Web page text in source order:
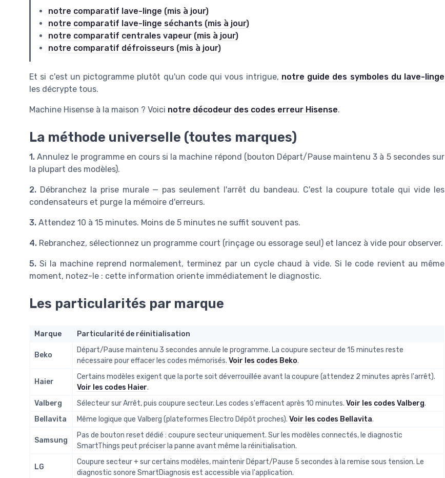
notre comparatif lave-linge (mis à jour)
notre comparatif lave-linge séchants (mis à jour)
notre comparatif centrales vapeur (mis à jour)
notre comparatif défroisseurs (mis à jour)
Et si c'est un pictogramme plutôt qu'un code qui vous intrigue, notre guide des symboles du lave-linge
les décrypte tous.
Machine Hisense à la maison ? Voici notre décodeur des codes erreur Hisense.
La méthode universelle (toutes marques)
1. Annulez le programme en cours si la machine répond (bouton Départ/Pause maintenu 3 à 5 secondes sur
la plupart des modèles).
2. Débranchez la prise murale — pas seulement l'arrêt du bandeau. C'est la coupure totale qui vide les
condensateurs et purge la mémoire d'erreurs.
3. Attendez 10 à 15 minutes. Moins de 5 minutes ne suffit souvent pas.
4. Rebranchez, sélectionnez un programme court (rinçage ou essorage seul) et lancez à vide pour observer.
5. Si la machine reprend normalement, terminez par un cycle chaud à vide. Si le code revient au même
moment, notez-le : cette information oriente immédiatement le diagnostic.
Les particularités par marque
Marque Particularité de réinitialisation
Beko
Départ/Pause maintenu 3 secondes annule le programme. La coupure secteur de 15 minutes reste
nécessaire pour effacer les codes mémorisés. Voir les codes Beko.
Haier
Certains modèles exigent que la porte soit déverrouillée avant la coupure (attendez 2 minutes après l'arrêt).
Voir les codes Haier.
Valberg
Sélecteur sur Arrêt, puis coupure secteur. Les codes s'effacent après 10 minutes. Voir les codes Valberg.
Bellavita
Même logique que Valberg (plateformes Electro Dépôt proches). Voir les codes Bellavita.
Samsung
Pas de bouton reset dédié : coupure secteur uniquement. Sur les modèles connectés, le diagnostic
SmartThings peut préciser la panne avant même la réinitialisation.
LG
Coupure secteur + sur certains modèles, maintenir Départ/Pause 5 secondes à la remise sous tension. Le
diagnostic sonore SmartDiagnosis est accessible via l'application.